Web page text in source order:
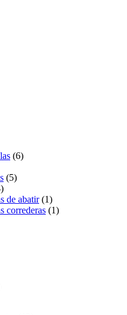
(6)
(5)
de abatir(1)
correderas (1)